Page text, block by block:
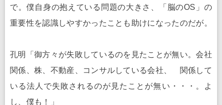
で。僕自身の抱えている問題の大きさ、「脳のOS」の
重要性を認識しやすかったことも助けになったのだが。
孔明「御方々が失敗しているのを見たことが無い。会社
関係、株、不動産、コンサルしている会社、 関係して
いる法人で失敗されるのが見たことが無い・・・。よ
し、僕も！」